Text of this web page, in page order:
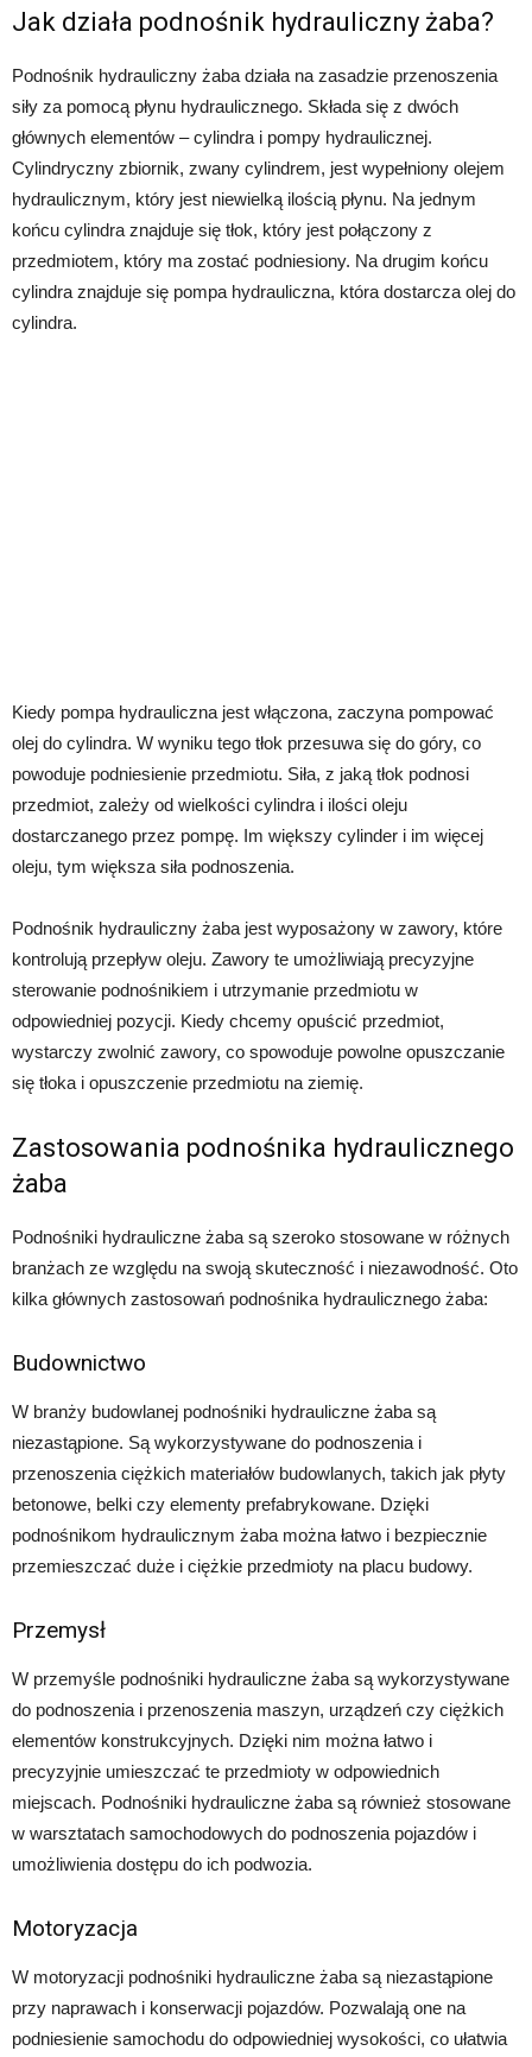
Jak działa podnośnik hydrauliczny żaba?
Podnośnik hydrauliczny żaba działa na zasadzie przenoszenia
siły za pomocą płynu hydraulicznego. Składa się z dwóch
głównych elementów – cylindra i pompy hydraulicznej.
Cylindryczny zbiornik, zwany cylindrem, jest wypełniony olejem
hydraulicznym, który jest niewielką ilością płynu. Na jednym
końcu cylindra znajduje się tłok, który jest połączony z
przedmiotem, który ma zostać podniesiony. Na drugim końcu
cylindra znajduje się pompa hydrauliczna, która dostarcza olej do
cylindra.
Kiedy pompa hydrauliczna jest włączona, zaczyna pompować
olej do cylindra. W wyniku tego tłok przesuwa się do góry, co
powoduje podniesienie przedmiotu. Siła, z jaką tłok podnosi
przedmiot, zależy od wielkości cylindra i ilości oleju
dostarczanego przez pompę. Im większy cylinder i im więcej
oleju, tym większa siła podnoszenia.
Podnośnik hydrauliczny żaba jest wyposażony w zawory, które
kontrolują przepływ oleju. Zawory te umożliwiają precyzyjne
sterowanie podnośnikiem i utrzymanie przedmiotu w
odpowiedniej pozycji. Kiedy chcemy opuścić przedmiot,
wystarczy zwolnić zawory, co spowoduje powolne opuszczanie
się tłoka i opuszczenie przedmiotu na ziemię.
Zastosowania podnośnika hydraulicznego
żaba
Podnośniki hydrauliczne żaba są szeroko stosowane w różnych
branżach ze względu na swoją skuteczność i niezawodność. Oto
kilka głównych zastosowań podnośnika hydraulicznego żaba:
Budownictwo
W branży budowlanej podnośniki hydrauliczne żaba są
niezastąpione. Są wykorzystywane do podnoszenia i
przenoszenia ciężkich materiałów budowlanych, takich jak płyty
betonowe, belki czy elementy prefabrykowane. Dzięki
podnośnikom hydraulicznym żaba można łatwo i bezpiecznie
przemieszczać duże i ciężkie przedmioty na placu budowy.
Przemysł
W przemyśle podnośniki hydrauliczne żaba są wykorzystywane
do podnoszenia i przenoszenia maszyn, urządzeń czy ciężkich
elementów konstrukcyjnych. Dzięki nim można łatwo i
precyzyjnie umieszczać te przedmioty w odpowiednich
miejscach. Podnośniki hydrauliczne żaba są również stosowane
w warsztatach samochodowych do podnoszenia pojazdów i
umożliwienia dostępu do ich podwozia.
Motoryzacja
W motoryzacji podnośniki hydrauliczne żaba są niezastąpione
przy naprawach i konserwacji pojazdów. Pozwalają one na
podniesienie samochodu do odpowiedniej wysokości, co ułatwia